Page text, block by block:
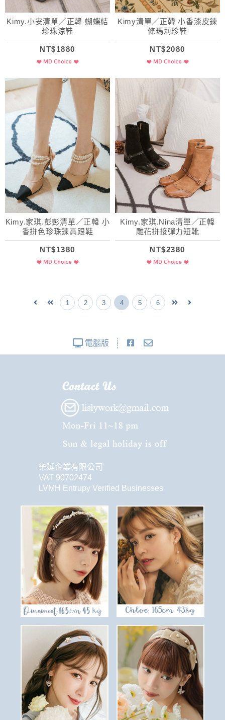
Kimy.小安清單／正韓 蝴蝶結
珍珠涼鞋
NT$1880
Kimy清單／正韓 小香漆皮鍊
條瑪莉珍鞋
NT$2080
Kimy.家琪.彭彭清單／正韓 小
香拼色珍珠鍊高跟鞋
NT$1380
Kimy.家琪.Nina清單／正韓
雕花拼接彈力短靴
NT$2380
1 2 3 4 5 6
電腦版
樂延企業有限公司
VAT 90702474
LVMH Entrupy Verified Businesses